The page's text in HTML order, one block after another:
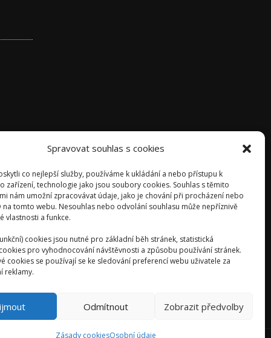
Spravovat souhlas s cookies
co nejlepší služby, používáme k ukládání a nebo přístupu k
zařízení, technologie jako jsou soubory cookies. Souhlas s těmito
nám umožní zpracovávat údaje, jako je chování při procházení nebo
na tomto webu. Nesouhlas nebo odvolání souhlasu může nepříznivě
vlastnosti a funkce.
cookies jsou nutné pro základní běh stránek, statistická
pro vyhodnocování návštěvnosti a způsobu používání stránek.
cookies se používají se ke sledování preferencí webu uživatele za
reklamy.
Odmítnout Zobrazit předvolby
Zásady cookiesOsobní údaje